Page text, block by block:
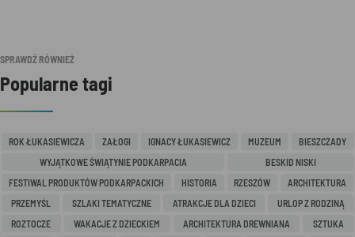
SPRAWDŹ RÓWNIEŻ
Popularne tagi
ROK ŁUKASIEWICZA ZAŁOGI IGNACY ŁUKASIEWICZ MUZEUM
BIESZCZADY
WYJĄTKOWE ŚWIĄTYNIE PODKARPACIA
BESKID NISKI
FESTIWAL PRODUKTÓW PODKARPACKICH
HISTORIA RZESZÓW
ARCHITEKTURA
PRZEMYŚL
SZLAKI TEMATYCZNE ATRAKCJE DLA DZIECI
URLOP Z RODZINĄ
ROZTOCZE
WAKACJE Z DZIECKIEM ARCHITEKTURA DREWNIANA
SZTUKA